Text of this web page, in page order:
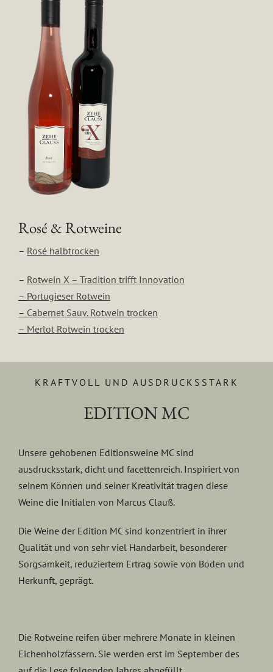
Rosé & Rotweine
– Rosé halbtrocken
– Rotwein X – Tradition trifft Innovation
– Portugieser Rotwein
– Cabernet Sauv. Rotwein trocken
– Merlot Rotwein trocken
KRAFTVOLL UND AUSDRUCKSSTARK
EDITION MC
Unsere gehobenen Editionsweine MC sind
ausdrucksstark, dicht und facettenreich. Inspiriert von
seinem Können und seiner Kreativität tragen diese
Weine die Initialen von Marcus Clauß.
Die Weine der Edition MC sind konzentriert in ihrer
Qualität und von sehr viel Handarbeit, besonderer
Sorgsamkeit, reduziertem Ertrag sowie von Boden und
Herkunft, geprägt.
Die Rotweine reifen über mehrere Monate in kleinen
Eichenholzfässern. Sie werden erst im September des